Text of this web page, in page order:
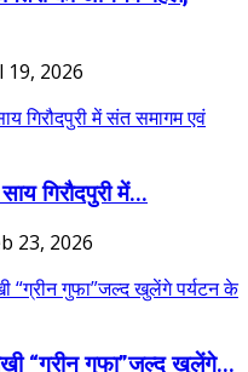
19, 2026
गिरौदपुरी में...
23, 2026
“ग्रीन गुफा”जल्द खुलेंगे...